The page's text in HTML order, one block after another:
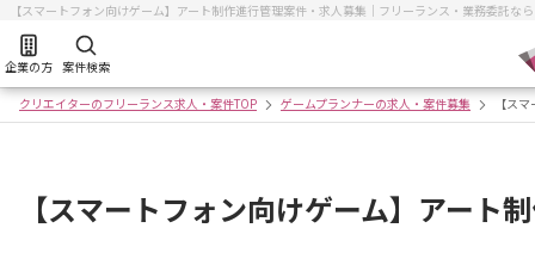
【スマートフォン向けゲーム】アート制作進行管理案件・求人募集｜フリーランス・業務委託な
企業の方 案件検索
クリエイターのフリーランス求人・案件TOP ゲームプランナーの求人・案件募集 【ス
【スマートフォン向けゲーム】アート